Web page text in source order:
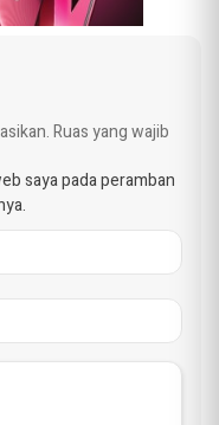
Ruas yang wajib
saya pada peramban